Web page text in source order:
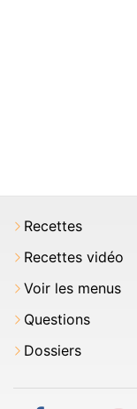
Recettes
Recettes vidéo
Voir les menus
Questions
Dossiers